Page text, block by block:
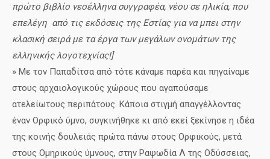
πρώτο βιβλίο νεοέλληνα συγγραφέα, νέου σε ηλικία, που
επελέγη από τις εκδόσεις της Εστίας για να μπει στην
κλασική σειρά με τα έργα των μεγάλων ονομάτων της
ελληνικής λογοτεχνίας!]
» Με τον Παπαδίτσα από τότε κάναμε παρέα και πηγαίναμε
στους αρχαιολογικούς χώρους που αγαπούσαμε
ατελείωτους περιπάτους. Κάποια στιγμή απαγγέλλοντας
έναν Ορφικό ύμνο, συγκινήθηκε κι από εκεί ξεκίνησε η ιδέα
της κοινής δουλειάς πρώτα πάνω στους Ορφικούς, μετά
στους Ομηρικούς ύμνους, στην Ραψωδία Λ της Οδύσσειας,